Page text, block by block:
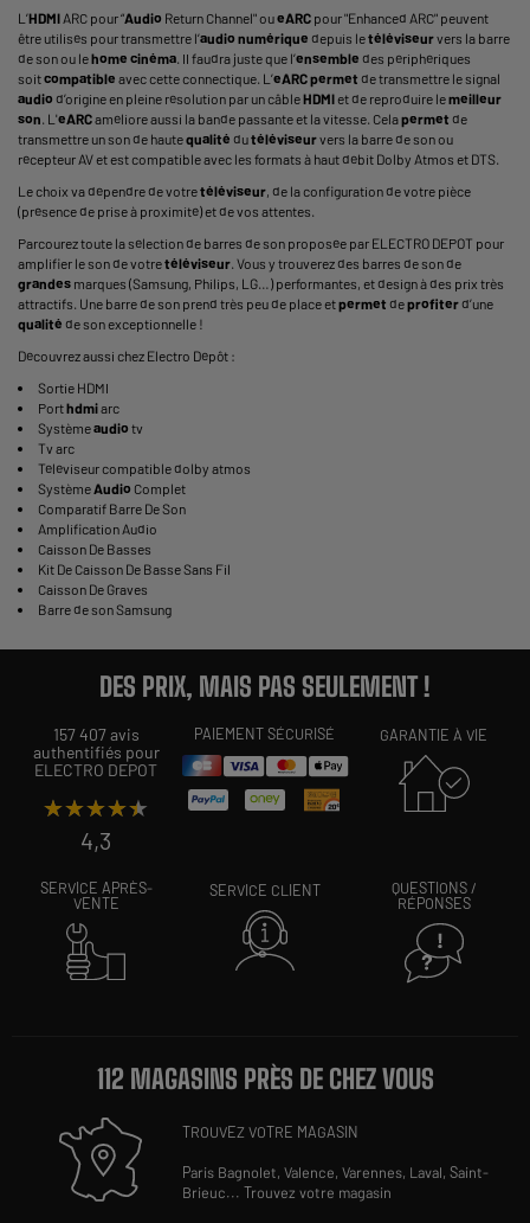
L’HDMI ARC pour “Audio Return Channel" oueARC pour "Enhanced ARC" peuvent
être utilisés pour transmettre l’audio numérique depuis letéléviseurvers la barre
de son ou lehome cinéma. II faudra juste que l’ensemble des périphériques
soitcompatible avec cette connectique. L’eARCpermet de transmettre le signal
audio d’origine en pleine résolution par un câbleHDMIet de reproduire lemeilleur
son. L'eARCaméliore aussi la bande passante et la vitesse. Celapermet de
transmettre un son de hautequalité dutéléviseurvers la barre de son ou
récepteur AV et est compatible avec les formats à haut débit Dolby Atmos et DTS.
Le choix va dépendre de votretéléviseur, de la configuration de votre pièce
(présence de prise à proximité) et de vos attentes.
Parcourez toute la sélection de barres de son proposée par ELECTRO DEPOT pour
amplifier le son de votretéléviseur. Vous y trouverez des barres de son de
grandes marques (Samsung, Philips, LG…) performantes, et design à des prix très
attractifs. Une barre de son prend très peu de place etpermet deprofiterd’une
qualité de son exceptionnelle !
Découvrez aussi chez Electro Dépôt :
Sortie HDMI
Porthdmiarc
Systèmeaudio tv
Tv arc
Téléviseur compatible dolby atmos
SystèmeAudio Complet
Comparatif Barre De Son
Amplification Audio
Caisson De Basses
Kit De Caisson De Basse Sans Fil
Caisson De Graves
Barre de son Samsung
DES PRIX, MAIS PAS SEULEMENT !
157 407 avis
authentifiés pour
ELECTRO DEPOT
★★★★★
★★★★★
4,3
PAIEMENT SÉCURISÉ GARANTIE À VIE
SERVICE APRÈS-
VENTE
SERVICE CLIENT
QUESTIONS /
RÉPONSES
112 MAGASINS PRÈS DE CHEZ VOUS
TROUVEZ VOTRE MAGASIN
Paris Bagnolet,Valence,Varennes, Laval,Saint-
Brieuc...Trouvez votre magasin